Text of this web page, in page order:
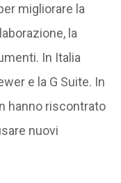
migliorare la
la
In Italia
e la G Suite. In
hanno riscontrato
nuovi